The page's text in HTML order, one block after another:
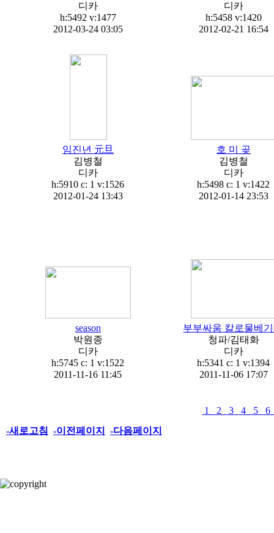
디카
h:5492 v:1477
2012-03-24 03:05
디카
h:5458 v:1420
2012-02-21 16:54
임진년 元旦
김병철
디카
h:5910 c: 1v:1526
2012-01-24 13:43
호 미 곶
김병철
디카
h:5498 c: 1v:1422
2012-01-14 23:53
season
박원종
디카
h:5745 c: 1v:1522
2011-11-16 11:45
부부싸움 칼로물베
청파/김태화
디카
h:5341 c: 1v:1394
2011-11-06 17:07
1 2 3 4 5
-새로고침 -이전페이지 -다음페이지